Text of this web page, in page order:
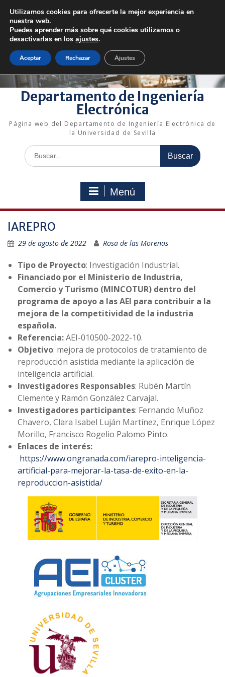
contenido
+34 954 48 73 72 electronica@us.es
Bienvenido a nuestro departamento!
Enlaces rápidos
Departamento de Ingeniería
Electrónica
Página web del Departamento de Ingeniería Electrónica de
la Universidad de Sevilla
Buscar:
Menú
IAREPRO
29 de agosto de 2022 Rosa de las Morenas
Tipo de Proyecto: Investigación Industrial.
Financiado por el Ministerio de Industria,
Comercio y Turismo (MINCOTUR) dentro del
programa de apoyo a las AEI para contribuir a la
mejora de la competitividad de la industria
española.
Referencia:AEI-010500-2022-10.
Objetivo: mejora de protocolos de tratamiento de
reproducción asistida mediante la aplicación de
inteligencia artificial.
Investigadores Responsables: Rubén Martín
Clemente y Ramón González Carvajal.
Investigadores participantes: Fernando Muñoz
Chavero, Clara Isabel Luján Martínez, Enrique López
Morillo, Francisco Rogelio Palomo Pinto.
Enlaces de interés:
https://www.ongranada.com/iarepro-inteligencia-
artificial-para-mejorar-la-tasa-de-exito-en-la-
reproduccion-asistida/
Utilizamos cookies para ofrecerte la mejor experiencia en
nuestra web.
Puedes aprender más sobre qué cookies utilizamos o
desactivarlas en los ajustes.
Aceptar Rechazar Ajustes